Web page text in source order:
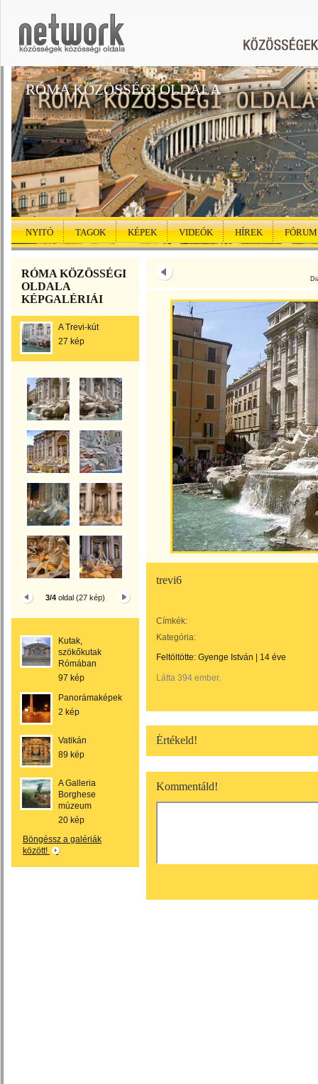
RÓMA KÖZÖSSÉGI OLDALA
NYITÓ TAGOK KÉPEK VIDEÓK HÍREK FÓRUM
RÓMA KÖZÖSSÉGI
OLDALA
KÉPGALÉRIÁI
A Trevi-kút
27 kép
3/4 oldal (27 kép)
Kutak,
szökőkutak
Rómában
97 kép
Panorámaképek
2 kép
Vatikán
89 kép
A Galleria
Borghese
múzeum
20 kép
Böngéssz a galériák
között!
trevi6
Címkék:
Kategória:
Feltöltötte: Gyenge István 14 éve
Látta 394 ember.
Értékeld!
Kommentáld!